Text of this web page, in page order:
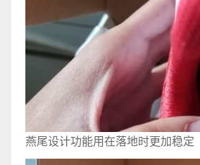
燕尾设计功能用在落地时更加稳定